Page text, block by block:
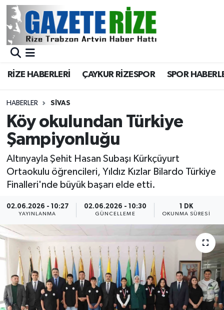
RİZE HABERLERİ ÇAYKUR RİZESPOR SPOR
HABERLER SIVAS
Köy okulundan Türkiye
Şampiyonluğu
Altınyayla Şehit Hasan Subaşı Kürkçüyurt
Ortaokulu öğrencileri, Yıldız Kızlar Bilardo Türkiye
Finalleri'nde büyük başarı elde etti.
02.06.2026 - 10:27
YAYINLANMA
02.06.2026 - 10:30
GÜNCELLEME
1 DK
OKUNMA SÜRESI
BÖLGEMİZ
Asayiş
Rize Jandarma Komutanlığı
Bilim Teknoloji
Bölge
Advertising news
Canlı Maç
ÇEVRE
Dış Haberler
Dünya
Merkez Nöbetçi Eczaneler
Merkez Trafik Yoğunluk Haritası
Süper Lig Puan Durumu ve Fikstür
Tüm Manşetler
Son Dakika Haberleri
Haber Arşivi